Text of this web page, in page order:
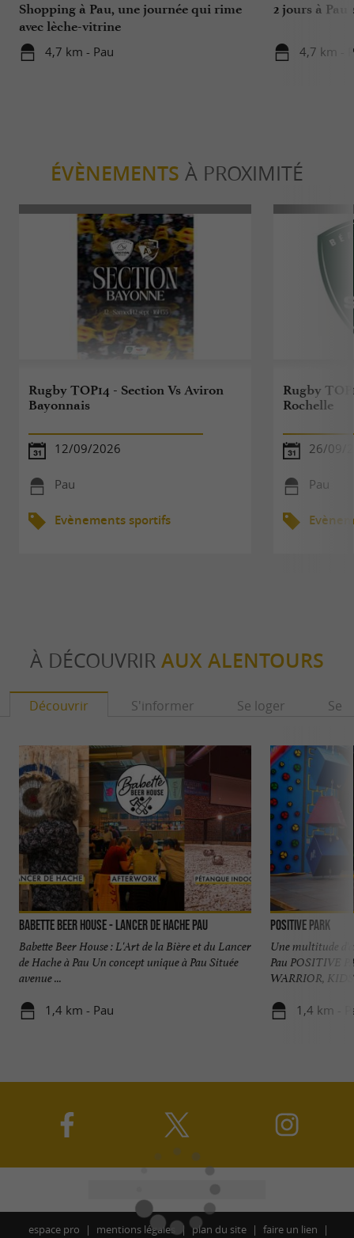
Shopping à Pau, une journée qui rime
avec lèche-vitrine
4,7 km - Pau
2 jours à
4,7 km -
ÉVÈNEMENTS À PROXIMITÉ
Rugby TOP14 - Section Vs Aviron
Bayonnais
12/09/2026
Pau
Evènements sportifs
Rugby
Rochelle
26/09/
Pau
À DÉCOUVRIR AUX ALENTOURS
Découvrir S'informer Se loger Se
Babette Beer House - Lancer de Hache Pau
Babette Beer House : L'Art de la Bière et du Lancer
de Hache à Pau Un concept unique à Pau Située
avenue ...
1,4 km - Pau
POSITIVE PARK
Une multitude
Pau POSITIVE
WARRIOR,
1,4 km -
espace pro mentions légales plan du site faire un lien